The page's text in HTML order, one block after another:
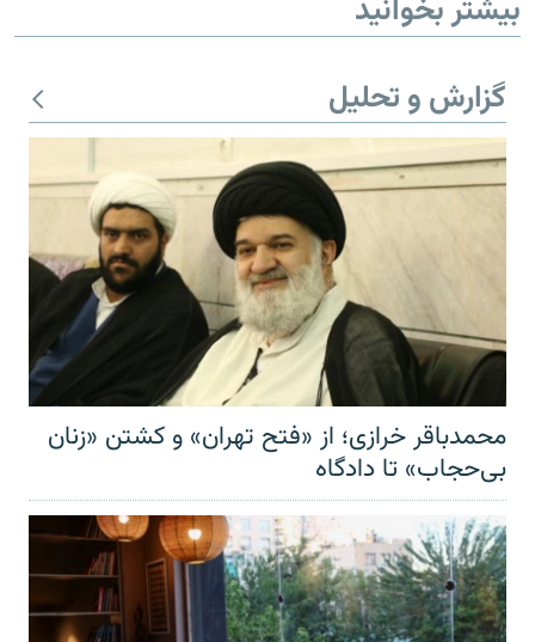
بیشتر بخوانید
گزارش و تحلیل
محمدباقر خرازی؛ از «فتح تهران» و کشتن «زنان
بی‌حجاب» تا دادگاه